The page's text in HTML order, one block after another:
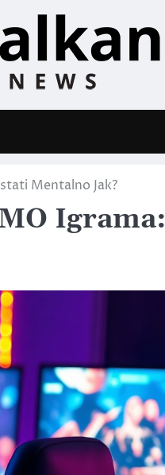
Mentalno Jak?
Igrama: